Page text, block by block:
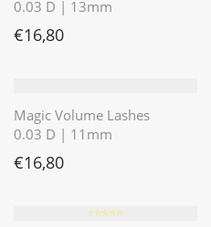
0.03 D | 13mm
€16,80
Magic Volume Lashes
0.03 D | 11mm
€16,80
⭐️⭐️⭐️⭐️⭐️